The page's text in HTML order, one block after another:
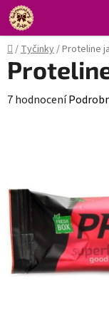
Přejít
na
obsah
Domů
/Tyčinky/Proteline
Průměrné
z
5
hvězdiček.
7 hodnocení